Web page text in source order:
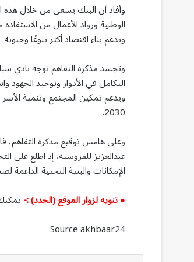
وأفاد أن البنك يسعى من خلال هذه
الوطنية ورواد الأعمال من
ويدعم بناء اقتصاد أكثر تنوعًا وحيوية.
وتجسد مذكرة التفاهم توجه نادي
التكامل في الأدوار وتوحيد
ويدعم تمكين المجتمع وتنمية
2030.
وعلى هامش توقيع مذكرة التفاهم،
عبدالعزيز للفروسية، إذ اطلع على
الإمكانات والبنية التحتية
● تنويه لزوار الموقع (الجدد) :-
Source akhbaar24